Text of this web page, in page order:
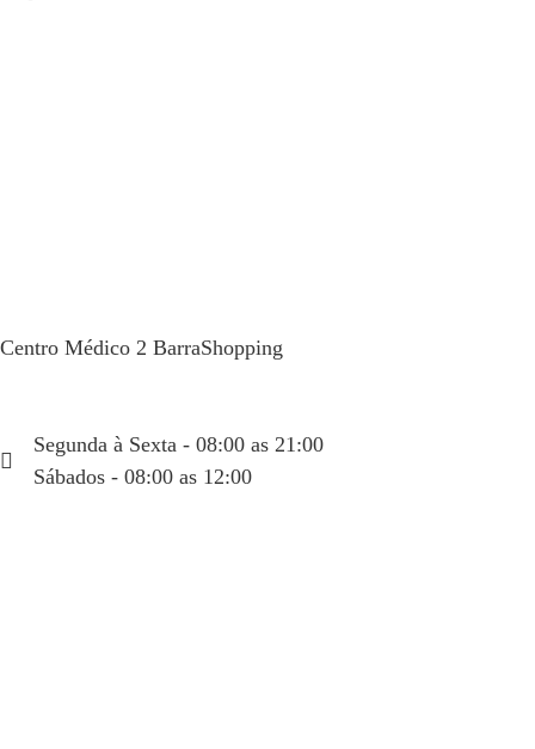
Centro Médico 2 BarraShopping
Segunda à Sexta - 08:00 as 21:00
Sábados - 08:00 as 12:00